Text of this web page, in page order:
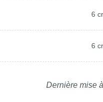
6
6
Dernière mise